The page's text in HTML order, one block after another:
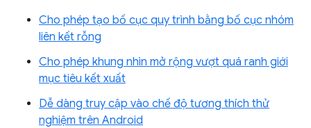
Cho phép tạo bố cục quy trình bằng bố cục nhóm
liên kết rỗng
Cho phép khung nhìn mở rộng vượt quá ranh giới
mục tiêu kết xuất
Dễ dàng truy cập vào chế độ tương thích thử
nghiệm trên Android